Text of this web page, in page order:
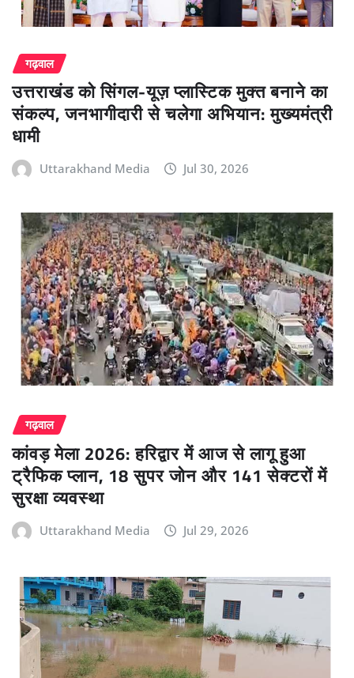
गढ़वाल
उत्तराखंड को सिंगल-यूज़ प्लास्टिक मुक्त बनाने का
संकल्प, जनभागीदारी से चलेगा अभियान: मुख्यमंत्री
धामी
Uttarakhand Media Jul 30, 2026
गढ़वाल
कांवड़ मेला 2026: हरिद्वार में आज से लागू हुआ
ट्रैफिक प्लान, 18 सुपर जोन और 141 सेक्टरों में
सुरक्षा व्यवस्था
Uttarakhand Media Jul 29, 2026